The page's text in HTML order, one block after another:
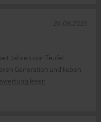
Jahren von Teufel
Generation und lieben
lesen
26.08.2025